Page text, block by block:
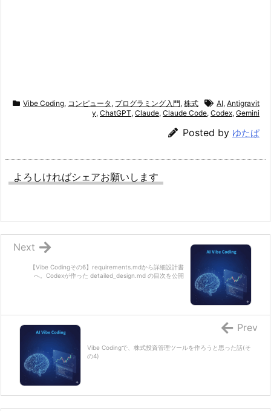
Vibe Coding, コンピュータ , プログラミング入門, 株式 AI, Antigravit
y, ChatGPT, Claude, Claude Code, Codex, Gemini
Posted by ゆたぱ
よろしければシェアお願いします
【Vibe Codingその6】requirements.mdから詳細設計書
へ。Codexが作った detailed_design.md の目次を公開
Next
Vibe Codingで、株式投資管理ツールを作ろうと思った話(そ
の4)
Prev